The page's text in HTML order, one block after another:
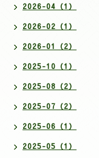
2026-04（1）
2026-02（1）
2026-01（2）
2025-10（1）
2025-08（2）
2025-07（2）
2025-06（1）
2025-05（1）